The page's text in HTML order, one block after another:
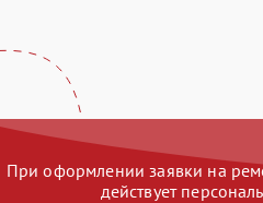
При оформлении заявки на
действует